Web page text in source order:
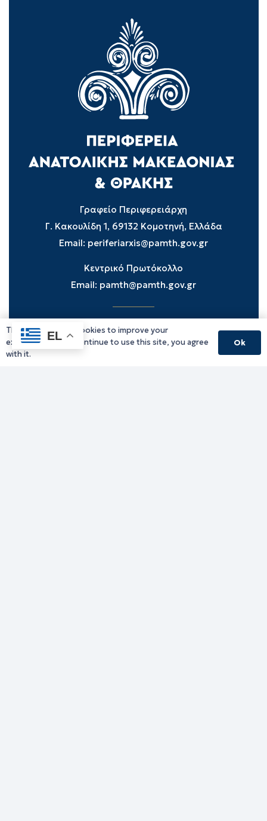
Γραφείο Περιφερειάρχη
Γ. Κακουλίδη 1, 69132 Κομοτηνή, Ελλάδα
Email: periferiarxis@pamth.gov.gr
Κεντρικό Πρωτόκολλο
Email: pamth@pamth.gov.gr
Υπηρεσίες Δράμας
Υπηρεσίες Καβάλας
EL
This website uses cookies to improve your
experience. If you continue to use this site, you agree
with it.
Ok